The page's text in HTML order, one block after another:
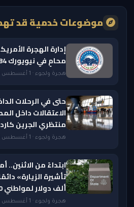
موضوعات خدمية قد
إدارة الهجرة
محامٍ في نيويورك 470584 دولاراً
هجرة ولجوء · 1 أغسطس 2026 — 7:10 PM
الاعتقالات داخل
منتظري الجرين
هجرة ولجوء · 1 أغسطس 2026 — 12:51 PM
ابتداءً من
ألف دولار لمواطني 50 دولة
هجرة ولجوء · 1 أغسطس 2026 — 9:23 AM